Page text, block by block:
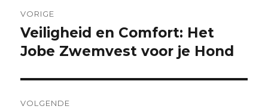
VORIGE
Vorige
bericht:
Veiligheid en Comfort: Het
Jobe Zwemvest voor je Hond
VOLGENDE